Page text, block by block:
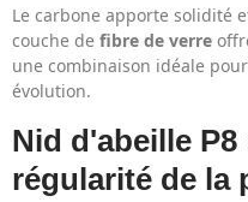
Le carbone apporte solidité
couche de fibre de verre
une combinaison idéale
évolution.
Nid d'abeille
régularité de la